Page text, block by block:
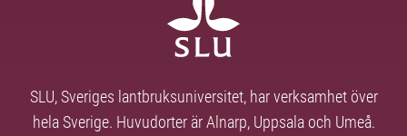
SLU, Sveriges lantbruksuniversitet, har verksamhet över
hela Sverige. Huvudorter är Alnarp, Uppsala och Umeå.